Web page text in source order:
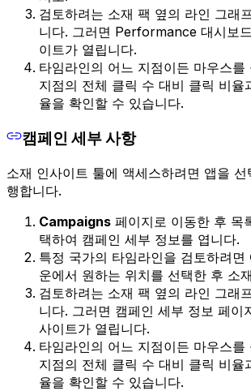
검토하려는 소재 팩 옆의 라인 그래
니다. 그러면 Performance 대시보
이트가 열립니다.
타임라인의 어느 지점이든 마우스를
지점의 전체 클릭 수 대비 클릭 비율
율을 확인할 수 있습니다.
캠페인 세부 사항
소재 인사이트 툴에 액세스하려면 앱을
행합니다.
Campaigns 페이지로 이동한 후 목
택하여 캠페인 세부 정보를 엽니다.
특정 국가의 타임라인을 검토하려면
운에서 원하는 위치를 선택한 후 소
검토하려는 소재 팩 옆의 라인 그래
니다. 그러면 캠페인 세부 정보 페이
사이트가 열립니다.
타임라인의 어느 지점이든 마우스를
지점의 전체 클릭 수 대비 클릭 비율
율을 확인할 수 있습니다.